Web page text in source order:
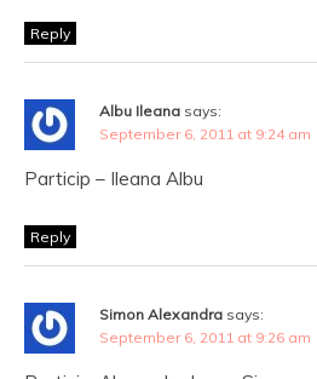
Reply
Albu Ileana says:
September 6, 2011 at 9:24 am
Particip – Ileana Albu
Reply
Simon Alexandra says:
September 6, 2011 at 9:26 am